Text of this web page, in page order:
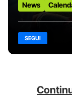
News
SEGUI